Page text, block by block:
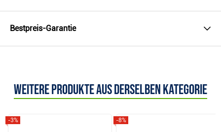
Bestpreis-Garantie
Weitere Produkte aus derselben Kategorie
-3% -8%